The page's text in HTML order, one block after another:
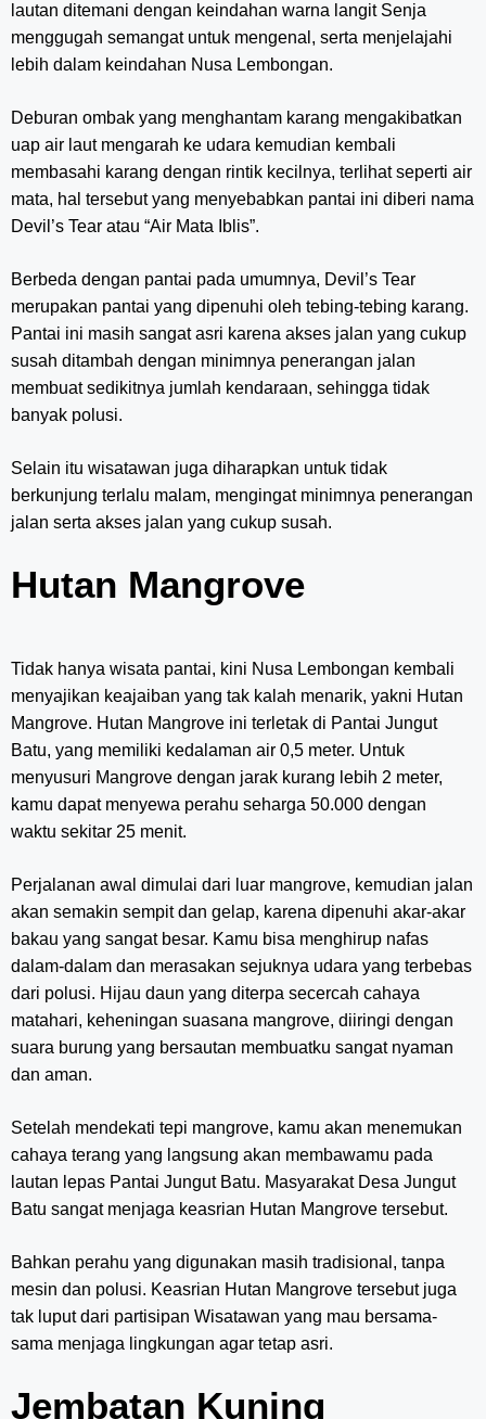
lautan ditemani dengan keindahan warna langit Senja
menggugah semangat untuk mengenal, serta menjelajahi
lebih dalam keindahan Nusa Lembongan.
Deburan ombak yang menghantam karang mengakibatkan
uap air laut mengarah ke udara kemudian kembali
membasahi karang dengan rintik kecilnya, terlihat seperti air
mata, hal tersebut yang menyebabkan pantai ini diberi nama
Devil’s Tear atau “Air Mata Iblis”.
Berbeda dengan pantai pada umumnya, Devil’s Tear
merupakan pantai yang dipenuhi oleh tebing-tebing karang.
Pantai ini masih sangat asri karena akses jalan yang cukup
susah ditambah dengan minimnya penerangan jalan
membuat sedikitnya jumlah kendaraan, sehingga tidak
banyak polusi.
Selain itu wisatawan juga diharapkan untuk tidak
berkunjung terlalu malam, mengingat minimnya penerangan
jalan serta akses jalan yang cukup susah.
Hutan Mangrove
Tidak hanya wisata pantai, kini Nusa Lembongan kembali
menyajikan keajaiban yang tak kalah menarik, yakni Hutan
Mangrove. Hutan Mangrove ini terletak di Pantai Jungut
Batu, yang memiliki kedalaman air 0,5 meter. Untuk
menyusuri Mangrove dengan jarak kurang lebih 2 meter,
kamu dapat menyewa perahu seharga 50.000 dengan
waktu sekitar 25 menit.
Perjalanan awal dimulai dari luar mangrove, kemudian jalan
akan semakin sempit dan gelap, karena dipenuhi akar-akar
bakau yang sangat besar. Kamu bisa menghirup nafas
dalam-dalam dan merasakan sejuknya udara yang terbebas
dari polusi. Hijau daun yang diterpa secercah cahaya
matahari, keheningan suasana mangrove, diiringi dengan
suara burung yang bersautan membuatku sangat nyaman
dan aman.
Setelah mendekati tepi mangrove, kamu akan menemukan
cahaya terang yang langsung akan membawamu pada
lautan lepas Pantai Jungut Batu. Masyarakat Desa Jungut
Batu sangat menjaga keasrian Hutan Mangrove tersebut.
Bahkan perahu yang digunakan masih tradisional, tanpa
mesin dan polusi. Keasrian Hutan Mangrove tersebut juga
tak luput dari partisipan Wisatawan yang mau bersama-
sama menjaga lingkungan agar tetap asri.
Jembatan Kuning